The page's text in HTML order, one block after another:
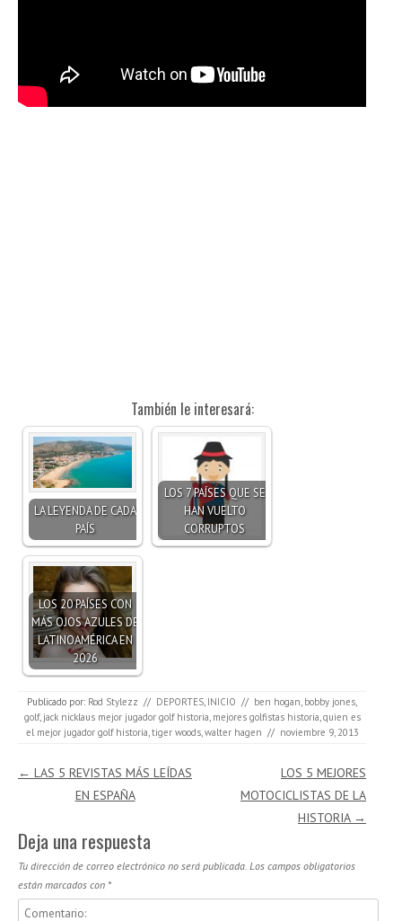
También le interesará:
LA LEYENDA DE CADA
PAÍS
LOS 7 PAÍSES QUE SE
HAN VUELTO
CORRUPTOS
LOS 20 PAÍSES CON
MÁS OJOS AZULES DE
LATINOAMÉRICA EN
2026
Publicado por: Rod Stylezz // DEPORTES INICIO // ben hogan bobby jones
golf, jack nicklaus mejor jugador golf historia mejores golfistas historia quien es
el mejor jugador golf historia tiger woods, walter hagen // noviembre 9, 2013
Navegación de entradas
← LAS 5 REVISTAS MÁS LEÍDAS
EN ESPAÑA
LOS 5 MEJORES
MOTOCICLISTAS DE LA
HISTORIA →
Deja una respuesta
Tu dirección de correo electrónico no será publicada. Los campos obligatorios
están marcados con *